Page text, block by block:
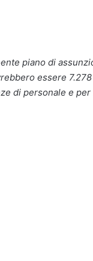
piano di
essere
di personale e